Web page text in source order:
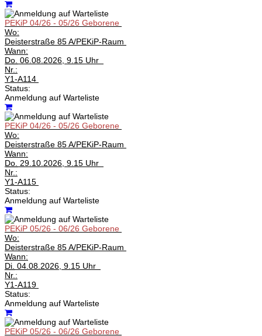
PEKiP 04/26 - 05/26 Geborene
Wo:
Deisterstraße 85 A/PEKiP-Raum
Wann:
Do. 06.08.2026, 9.15 Uhr
Nr.:
Y1-A114
Status:
Anmeldung auf Warteliste
PEKiP 04/26 - 05/26 Geborene
Wo:
Deisterstraße 85 A/PEKiP-Raum
Wann:
Do. 29.10.2026, 9.15 Uhr
Nr.:
Y1-A115
Status:
Anmeldung auf Warteliste
PEKiP 05/26 - 06/26 Geborene
Wo:
Deisterstraße 85 A/PEKiP-Raum
Wann:
Di. 04.08.2026, 9.15 Uhr
Nr.:
Y1-A119
Status:
Anmeldung auf Warteliste
PEKiP 05/26 - 06/26 Geborene